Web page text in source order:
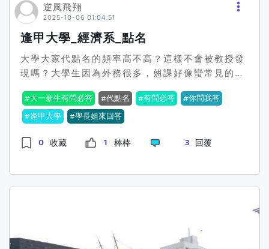
數的哦！ 最後，不可以刪文哦~不然工作人員審稿
時找不到貼文，則不計篇數哦！ 也請參賽者自行保
留原始底稿，主辦單位不會退件。若投稿作品未達
評審得獎標準，恕不另行通知。 發文範例：
🌟 FB社團 🌟
行」舉辦，主辦單位保有隨時修正、暫停或終止本
活動之權利，恕不另行通知。二、本站保有增刪及
編輯內容的權利，同時發文之作品內容不得涉及暴
力、色情、犯罪、侵犯隱私權、廣告、智慧財產權
主辦單位有權取消該得獎資格及追回所獲獎金，如
導致主辦單位遭第三人請求或告訴時，應由報名者
的比賽怎麼樣？有沒有覺得周董的參賽讓你感到驚
訝或感動的部分呢？在下面留言，分享你的想法
吧！🤔✨
逆風飛翔
2025-10-06 01:04:51
逢甲大學_經濟系_點名
大學大家代點名的頻率高不高？這樣不會被教授發
現嗎？大學生因為外務很多，翹課好像蠻常見的，
大一新生有問必答
代點名 有問必答
你問我答
逢甲大學
學長姐來回答
0 收藏 1 棒棒 3 回覆